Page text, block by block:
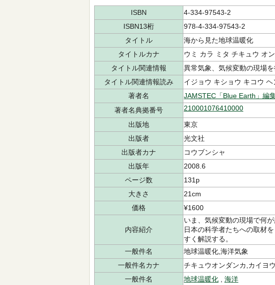
ISBN
4-334-97543-2
ISBN13桁
978-4-334-97543-2
タイトル
海から見た地球温暖化
タイトルカナ
ウミ カラ ミタ チキュウ オ
タイトル関連情報
異常気象、気候変動の現場を
タイトル関連情報読み
イジョウ キショウ キコウ
著者名
JAMSTEC「Blue Earth」編
著者名典拠番号
210001076410000
出版地
東京
出版者
光文社
出版者カナ
コウブンシャ
出版年
2008.6
ページ数
131p
大きさ
21cm
価格
¥1600
内容紹介
いま、気候変動の現場で何
日本の科学者たちへの取材
すく解説する。
一般件名
地球温暖化,海洋気象
一般件名カナ
チキュウオンダンカ,カイヨ
一般件名
地球温暖化 海洋